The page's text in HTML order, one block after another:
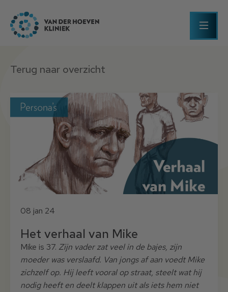
Terug naar overzicht
08 jan 24
Het verhaal van Mike
Mike is 37. Zijn vader zat veel in de bajes, zijn
moeder was verslaafd. Van jongs af aan voedt Mike
zichzelf op. Hij leeft vooral op straat, steelt wat hij
nodig heeft en deelt klappen uit als iets hem niet